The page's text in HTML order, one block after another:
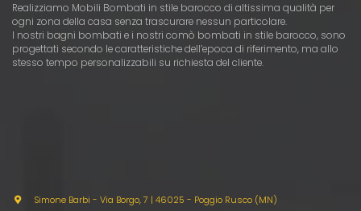
Realizziamo Mobili Bombati in stile barocco di altissima qualità per
ogni zona della casa senza trascurare nessun particolare.
I nostri bagni bombati e i nostri comò bombati in stile barocco, sono
progettati secondo le caratteristiche dell’epoca di riferimento, ma allo
stesso tempo personalizzabili su richiesta del cliente.
Simone Barbi - Via Borgo, 7 |46025 - Poggio Rusco (MN)